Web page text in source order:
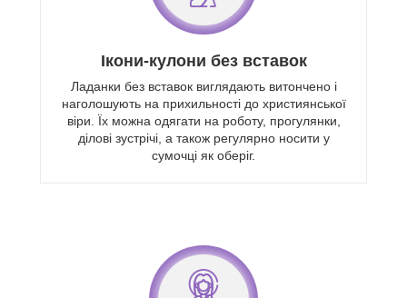
Iкони-кулони без вставок
Ладанки без вставок виглядають витончено і
наголошують на прихильності до християнської
віри. Їх можна одягати на роботу, прогулянки,
ділові зустрічі, а також регулярно носити у
сумочці як оберіг.